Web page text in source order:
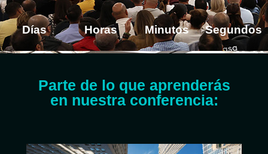
Días Horas Minutos Segundos
Parte de lo que aprenderás
en nuestra conferencia: